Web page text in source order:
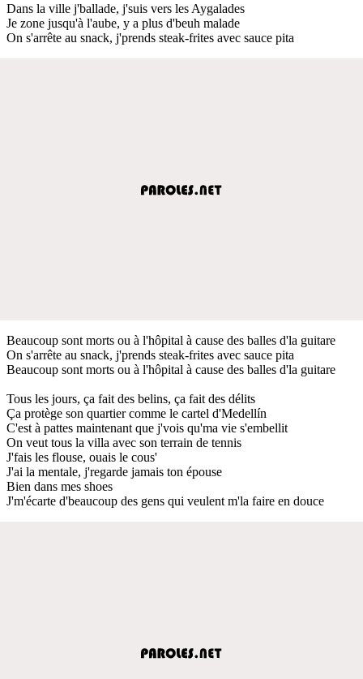
Dans la ville j'ballade, j'suis vers les Aygalades
Je zone jusqu'à l'aube, y a plus d'beuh malade
On s'arrête au snack, j'prends steak-frites avec sauce pita
Beaucoup sont morts ou à l'hôpital à cause des balles d'la guitare
On s'arrête au snack, j'prends steak-frites avec sauce pita
Beaucoup sont morts ou à l'hôpital à cause des balles d'la guitare
Tous les jours, ça fait des belins, ça fait des délits
Ça protège son quartier comme le cartel d'Medellín
C'est à pattes maintenant que j'vois qu'ma vie s'embellit
On veut tous la villa avec son terrain de tennis
J'fais les flouse, ouais le cous'
J'ai la mentale, j'regarde jamais ton épouse
Bien dans mes shoes
J'm'écarte d'beaucoup des gens qui veulent m'la faire en douce